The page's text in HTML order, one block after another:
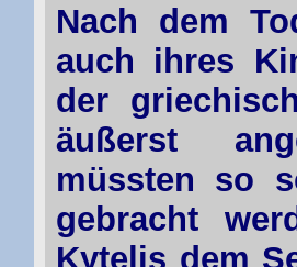
Nach dem
auch ihres
der
äußerst
müssten so
gebracht
Kytelis dem